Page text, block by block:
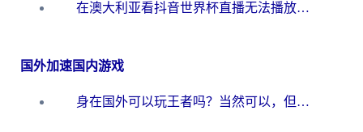
在澳大利亚看抖音世界杯直播无法播放？海外党体育观赛终极指南来了！
国外加速国内游戏
身在国外可以玩王者吗？当然可以，但你需要这份“加速”指南